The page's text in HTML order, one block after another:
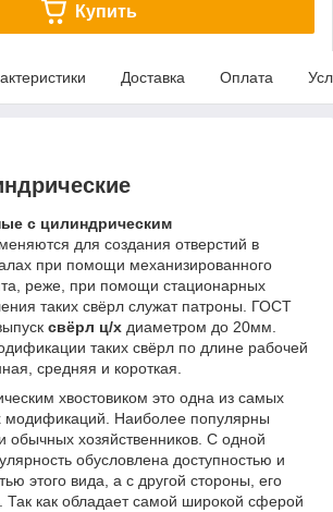
Купить
Доставка Оплата
с цилиндрическим
для создания отверстий в
при помощи механизированного
реже, при помощи стационарных
таких свёрл служат патроны. ГОСТ
свёрл ц/х диаметром до 20мм.
таких свёрл по длине рабочей
средняя и короткая.
хвостовиком это одна из самых
модификаций. Наиболее популярны
обычных хозяйственников. С одной
обусловлена доступностью и
этого вида, а с другой стороны, его
Так как обладает самой широкой сферой